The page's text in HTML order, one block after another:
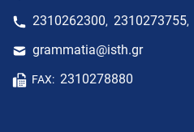
2310262300, 2310273755,
grammatia@isth.gr
FAX: 2310278880